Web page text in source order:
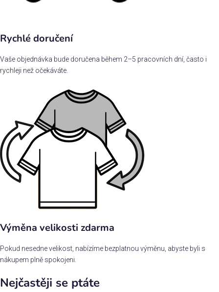
Rychlé doručení
Vaše objednávka bude doručena během 2–5 pracovních dní, často i
rychleji než očekáváte.
Výměna velikosti zdarma
Pokud nesedne velikost, nabízíme bezplatnou výměnu, abyste byli s
nákupem plně spokojeni.
Nejčastěji se ptáte